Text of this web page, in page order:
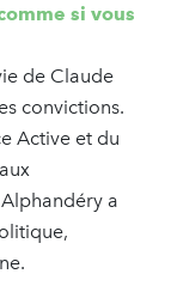
si vous
de Claude
convictions.
Active et du
a